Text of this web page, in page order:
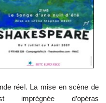
réel. La mise en scène de
imprégnée d’opéras